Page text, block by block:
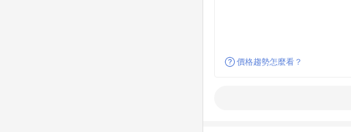
價格趨勢怎麼看？